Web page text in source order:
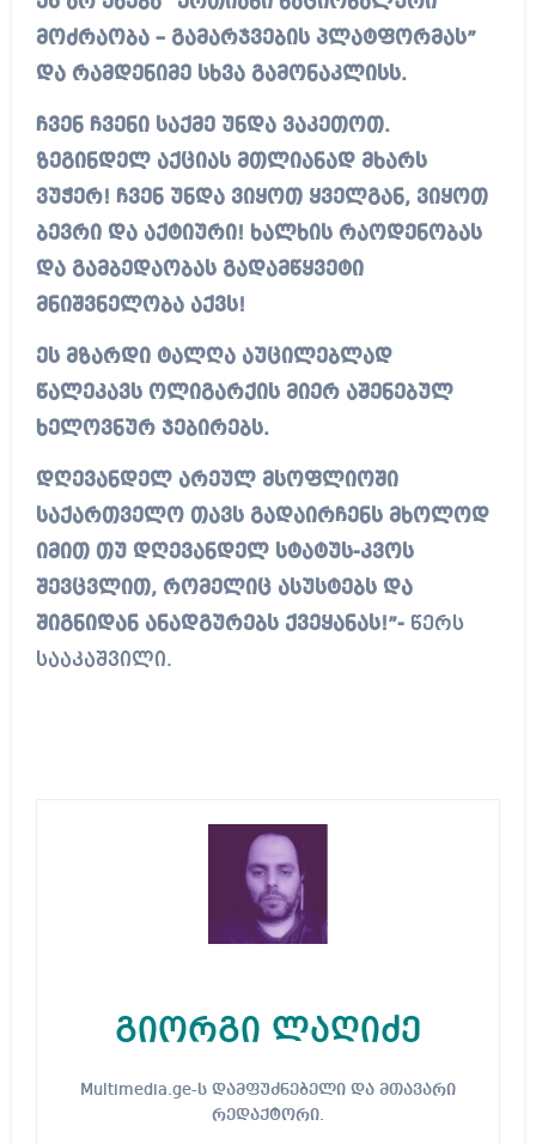
მოძრაობა – გამარჯვების პლატფორმას”
და რამდენიმე სხვა გამონაკლისს.
ჩვენ ჩვენი საქმე უნდა ვაკეთოთ.
ზეგინდელ აქციას მთლიანად მხარს
ვუჭერ! ჩვენ უნდა ვიყოთ ყველგან, ვიყოთ
ბევრი და აქტიური! ხალხის რაოდენობას
და გამბედაობას გადამწყვეტი
მნიშვნელობა აქვს!
ეს მზარდი ტალღა აუცილებლად
წალეკავს ოლიგარქის მიერ აშენებულ
ხელოვნურ ჯებირებს.
დღევანდელ არეულ მსოფლიოში
საქართველო თავს გადაირჩენს მხოლოდ
იმით თუ დღევანდელ სტატუს-კვოს
შევცვლით, რომელიც ასუსტებს და
შიგნიდან ანადგურებს ქვეყანას!”-წერს
სააკაშვილი.
გიორგი ლაღიძე
Multimedia.ge-ს დამფუძნებელი და მთავარი
რედაქტორი.